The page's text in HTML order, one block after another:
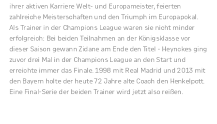
zahlreiche Meisterschaften und den Triumph im Europapokal.
Als Trainer in der Champions League waren sie nicht minder
erfolgreich: Bei beiden Teilnahmen an der Königsklasse vor
dieser Saison gewann Zidane am Ende den Titel - Heynckes ging
zuvor drei Mal in der Champions League an den Start und
erreichte immer das Finale. 1998 mit Real Madrid und 2013 mit
den Bayern holte der heute 72 Jahre alte Coach den Henkelpott.
Eine Final-Serie der beiden Trainer wird jetzt also reißen.